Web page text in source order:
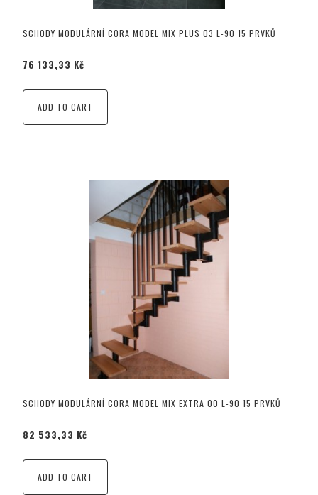
SCHODY MODULÁRNÍ CORA MODEL MIX PLUS 03 L-90 15 PRVKŮ
76 133,33 Kč
ADD TO CART
SCHODY MODULÁRNÍ CORA MODEL MIX EXTRA 00 L-90 15 PRVKŮ
82 533,33 Kč
ADD TO CART